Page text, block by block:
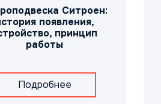
Ситроен:
появления,
принцип
работы
Подробнее